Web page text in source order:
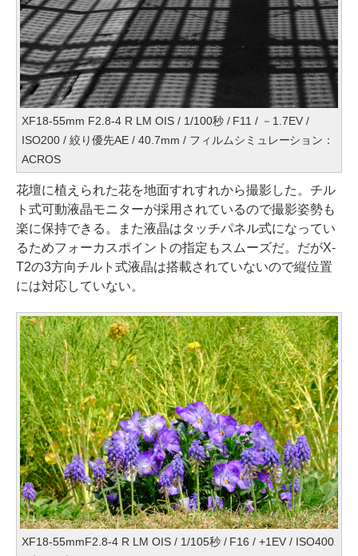
XF18-55mm F2.8-4 R LM OIS / 1/100秒 / F11 / －1.7EV /
ISO200 / 絞り優先AE / 40.7mm / フィルムシミュレーション：
ACROS
花壇に植えられた花を地面すれすれから撮影した。チル
ト式可動液晶モニターが採用されているので撮影姿勢も
楽に保持できる。また液晶はタッチパネル式になってい
るためフォーカスポイントの指定もスムーズだ。だがX-
T2の3方向チルト式液晶は搭載されていないので縦位置
には対応していない。
XF18-55mmF2.8-4 R LM OIS / 1/105秒 / F16 / +1EV / ISO400